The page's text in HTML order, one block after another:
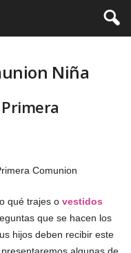
Niña
o qué trajes o vestidos
que se hacen los
hijos deben recibir este